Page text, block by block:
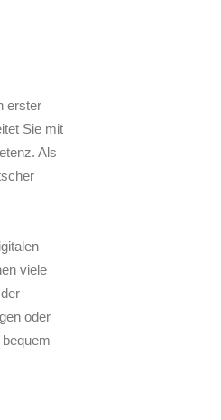
erster
Sie mit
Als
viele
oder